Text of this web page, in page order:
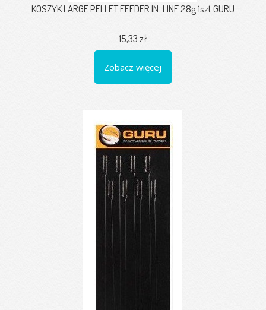
KOSZYK LARGE PELLET FEEDER IN-LINE 28g 1szt GURU
15,33 zł
Zobacz więcej